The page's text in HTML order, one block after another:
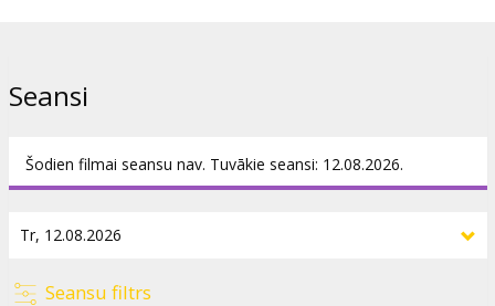
Lomās: Juliette Binoche
Saites:
Seansi
Šodien filmai seansu nav. Tuvākie seansi: 12.08.2026.
Seansu filtrs